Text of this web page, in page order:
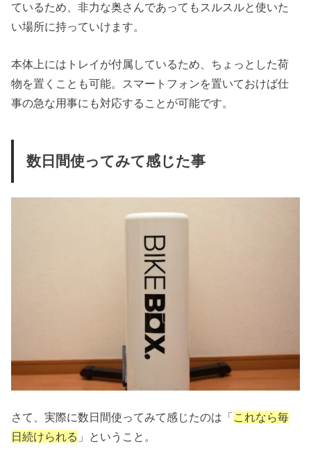
ているため、非力な奥さんであってもスルスルと使いた
い場所に持っていけます。
本体上にはトレイが付属しているため、ちょっとした荷
物を置くことも可能。スマートフォンを置いておけば仕
事の急な用事にも対応することが可能です。
数日間使ってみて感じた事
さて、実際に数日間使ってみて感じたのは「 これなら毎
日続けられる 」ということ。